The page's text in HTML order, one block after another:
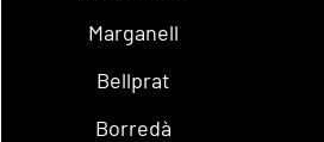
Marganell
Bellprat
Borredà